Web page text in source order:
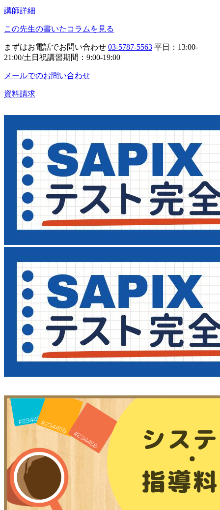
講師詳細
この先生の書いたコラムを見る
まずはお電話でお問い合わせ 03-5787-5563 平日：13:00-
21:00/土日祝講習期間：9:00-19:00
メールでのお問い合わせ
資料請求